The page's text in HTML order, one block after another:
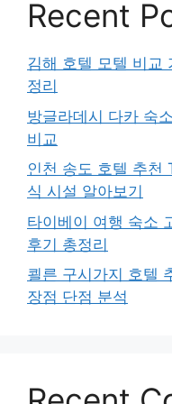
Recent
김해 호텔 모텔 비교
정리
방글라데시 다카 숙
비교
인천 송도 호텔 추천
식 시설 알아보기
타이베이 여행 숙소
후기 총정리
쾰른 구시가지 호텔
장점 단점 분석